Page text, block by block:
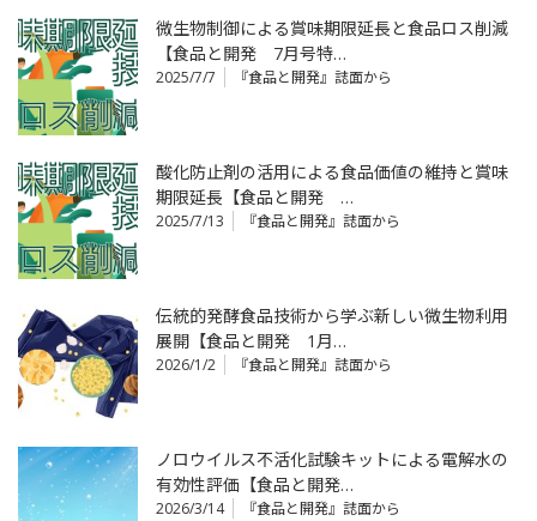
微生物制御による賞味期限延長と食品ロス削減
【食品と開発 7月号特…
2025/7/7 『食品と開発』誌面から
酸化防止剤の活用による食品価値の維持と賞味
期限延長【食品と開発 …
2025/7/13 『食品と開発』誌面から
伝統的発酵食品技術から学ぶ新しい微生物利用
展開【食品と開発 1月…
2026/1/2 『食品と開発』誌面から
ノロウイルス不活化試験キットによる電解水の
有効性評価【食品と開発…
2026/3/14 『食品と開発』誌面から